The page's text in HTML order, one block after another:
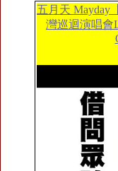
五月天 Mayday
灣巡迴演唱會